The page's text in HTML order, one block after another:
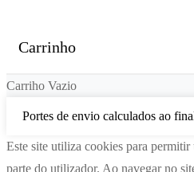
Carrinho
Carriho Vazio
Portes de envio calculados ao
Este site utiliza cookies para
parte do utilizador. Ao navegar no